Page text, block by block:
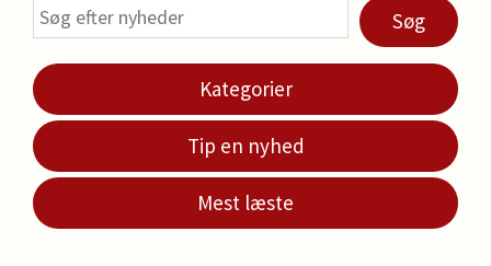
Søg
Kategorier
Tip en nyhed
Mest læste